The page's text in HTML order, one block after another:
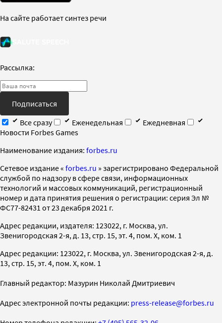
На сайте работает синтез речи
Рассылка:
Подписаться
Все сразу
Еженедельная
Ежедневная
Новости Forbes Games
Наименование издания: forbes.ru
Cетевое издание « forbes.ru » зарегистрировано Федеральной
службой по надзору в сфере связи, информационных
технологий и массовых коммуникаций, регистрационный
номер и дата принятия решения о регистрации: серия Эл №
ФС77-82431 от 23 декабря 2021 г.
Адрес редакции, издателя: 123022, г. Москва, ул.
Звенигородская 2-я, д. 13, стр. 15, эт. 4, пом. X, ком. 1
Адрес редакции: 123022, г. Москва, ул. Звенигородская 2-я, д.
13, стр. 15, эт. 4, пом. X, ком. 1
Главный редактор: Мазурин Николай Дмитриевич
Адрес электронной почты редакции: press-release@forbes.ru